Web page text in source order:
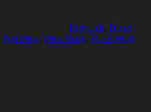
Bismarck, Diesel
Pop Punk, Punk Rock, The Finnish